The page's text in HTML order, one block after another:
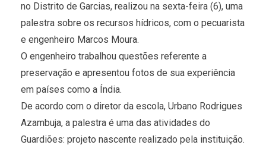
no Distrito de Garcias, realizou na sexta-feira (6), uma
palestra sobre os recursos hídricos, com o pecuarista
e engenheiro Marcos Moura.
O engenheiro trabalhou questões referente a
preservação e apresentou fotos de sua experiência
em países como a Índia.
De acordo com o diretor da escola, Urbano Rodrigues
Azambuja, a palestra é uma das atividades do
Guardiões: projeto nascente realizado pela instituição.